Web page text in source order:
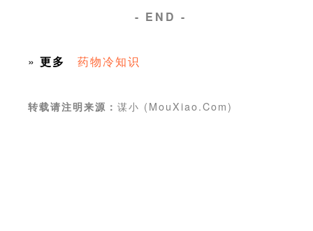
- END -
» 更多 药物冷知识
转载请注明来源： 谋小 (MouXiao.Com)